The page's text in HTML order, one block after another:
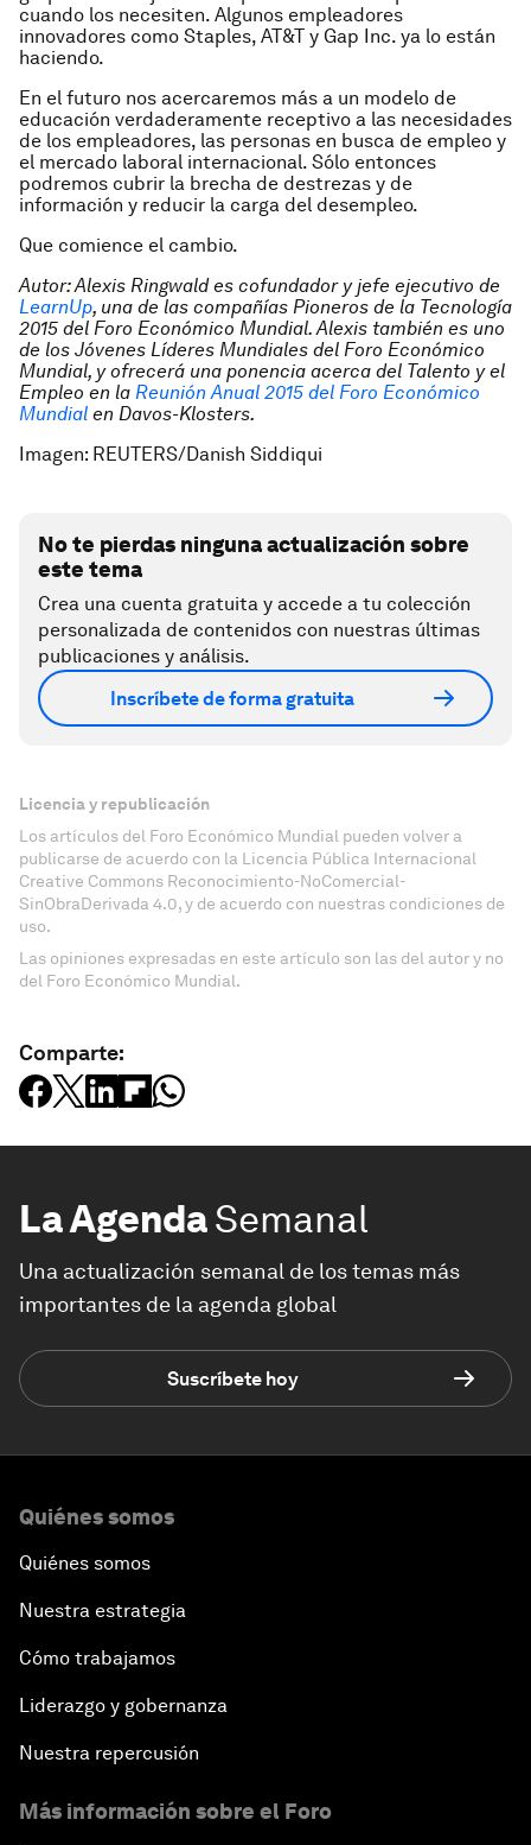
cuando los necesiten. Algunos empleadores
innovadores como Staples, AT&T y Gap Inc. ya lo están
haciendo.
En el futuro nos acercaremos más a un modelo de
educación verdaderamente receptivo a las necesidades
de los empleadores, las personas en busca de empleo y
el mercado laboral internacional. Sólo entonces
podremos cubrir la brecha de destrezas y de
información y reducir la carga del desempleo.
Que comience el cambio.
Autor: Alexis Ringwald es cofundador y jefe ejecutivo de
LearnUp, una de las compañías Pioneros de la Tecnología
2015 del Foro Económico Mundial.Alexis también es uno
de los Jóvenes Líderes Mundiales del Foro Económico
Mundial, y ofrecerá una ponencia acerca del Talento y el
Empleo en la Reunión Anual 2015 del Foro Económico
Mundial en Davos-Klosters.
Imagen: REUTERS/Danish Siddiqui
No te pierdas ninguna actualización sobre
este tema
Crea una cuenta gratuita y accede a tu colección
personalizada de contenidos con nuestras últimas
publicaciones y análisis.
Inscríbete de forma gratuita
Licencia y republicación
Los artículos del Foro Económico Mundial pueden volver a
publicarse de acuerdo con la Licencia Pública Internacional
Creative Commons Reconocimiento-NoComercial-
SinObraDerivada 4.0, y de acuerdo con nuestras condiciones de
uso.
Las opiniones expresadas en este artículo son las del autor y no
del Foro Económico Mundial.
Comparte:
La AgendaSemanal
Una actualización semanal de los temas más
importantes de la agenda global
Suscríbete hoy
Quiénes somos
Quiénes somos
Nuestra estrategia
Cómo trabajamos
Liderazgo y gobernanza
Nuestra repercusión
Más información sobre el Foro